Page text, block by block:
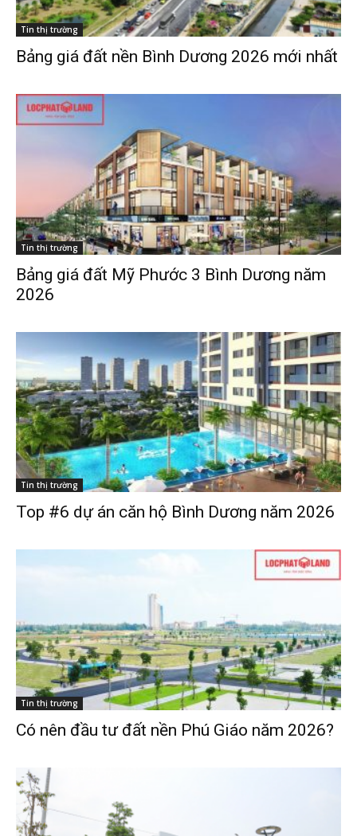
Search
Tin thị trường
Bảng giá đất nền Bình Dương 2026 mới nhất
Tin thị trường
Bảng giá đất Mỹ Phước 3 Bình Dương năm
2026
Tin thị trường
Top #6 dự án căn hộ Bình Dương năm 2026
Tin thị trường
Có nên đầu tư đất nền Phú Giáo năm 2026?